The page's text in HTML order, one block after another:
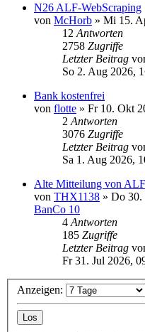
N26 ALF-WebScraping
von McHorb » Mi 15.
12 Antworten
2758 Zugriffe
Letzter Beitrag
So 2. Aug 2026,
Bank kostenfrei
von flotte » Fr 10. Okt
2 Antworten
3076 Zugriffe
Letzter Beitrag
Sa 1. Aug 2026,
Alte Mitteilung von ALF
von THX1138 » Do 30.
BanCo 10
4 Antworten
185 Zugriffe
Letzter Beitrag
Fr 31. Jul 2026,
Anzeigen: